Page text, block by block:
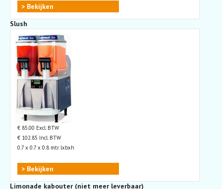
> Bekijken
Slush
€ 85.00 Excl. BTW
€ 102.85 Incl. BTW
0.7 x 0.7 x 0.8 mtr. lxbxh
> Bekijken
Limonade kabouter (niet meer leverbaar)